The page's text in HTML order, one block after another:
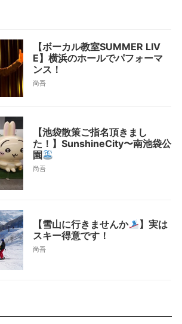
【ボーカル教室SUMMER LIV
E】横浜のホールでパフォーマ
ンス！
尚吾
【池袋散策ご指名頂きまし
た！】SunshineCity〜南池袋公
園
尚吾
【雪山に行きませんか
】実は
スキー得意です！
尚吾